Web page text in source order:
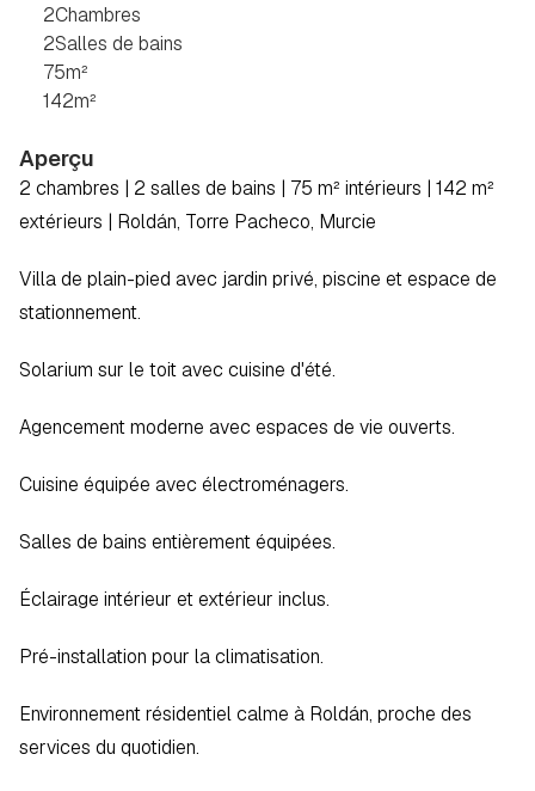
2Chambres
2Salles de bains
75m²
142m²
Aperçu
2 chambres | 2 salles de bains | 75 m² intérieurs | 142 m²
extérieurs | Roldán, Torre Pacheco, Murcie
Villa de plain-pied avec jardin privé, piscine et espace de
stationnement.
Solarium sur le toit avec cuisine d'été.
Agencement moderne avec espaces de vie ouverts.
Cuisine équipée avec électroménagers.
Salles de bains entièrement équipées.
Éclairage intérieur et extérieur inclus.
Pré-installation pour la climatisation.
Environnement résidentiel calme à Roldán, proche des
services du quotidien.